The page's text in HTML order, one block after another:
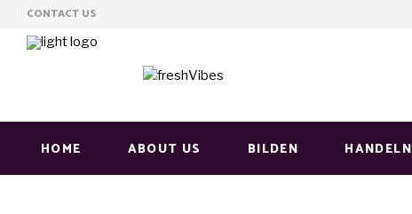
CONTACT US
HOME ABOUT US BILDEN HANDELN